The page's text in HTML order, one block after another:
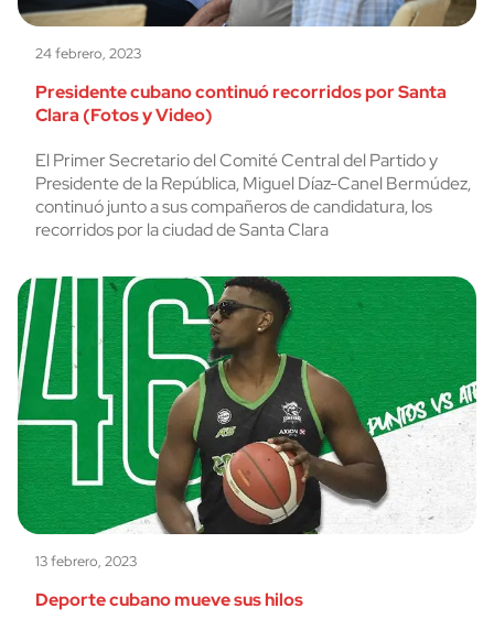
24 febrero, 2023
Presidente cubano continuó recorridos por Santa
Clara (Fotos y Video)
El Primer Secretario del Comité Central del Partido y
Presidente de la República, Miguel Díaz-Canel Bermúdez,
continuó junto a sus compañeros de candidatura, los
recorridos por la ciudad de Santa Clara
13 febrero, 2023
Deporte cubano mueve sus hilos